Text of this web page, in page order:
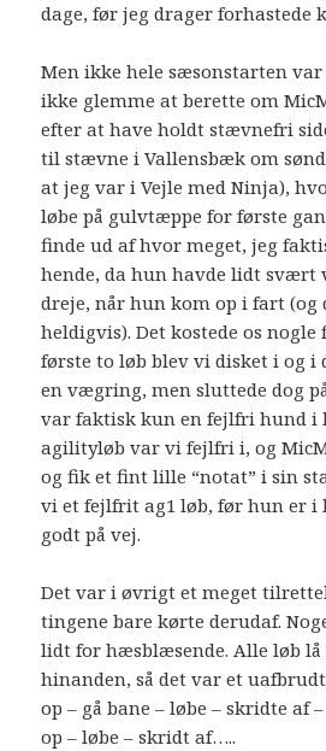
dage, før jeg drager forhastede
Men ikke hele sæsonstarten var
ikke glemme at berette om
efter at have holdt stævnefri
til stævne i Vallensbæk om
at jeg var i Vejle med Ninja),
løbe på gulvtæppe for første
finde ud af hvor meget, jeg
hende, da hun havde lidt svært
dreje, når hun kom op i fart (og
heldigvis). Det kostede os nogle
første to løb blev vi disket i og i
en vægring, men sluttede dog
var faktisk kun en fejlfri hund i
agilityløb var vi fejlfri i, og
og fik et fint lille “notat” i sin
vi et fejlfrit ag1 løb, før hun er i
godt på vej.
Det var i øvrigt et meget
tingene bare kørte derudaf.
lidt for hæsblæsende. Alle løb
hinanden, så det var et
op – gå bane – løbe – skridte af
op – løbe – skridt af…..